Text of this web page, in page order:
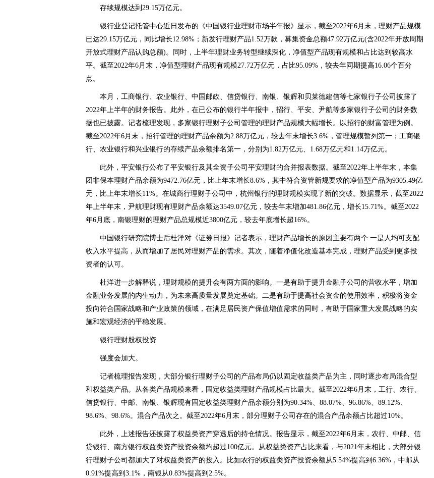
存续规模达到29.15万亿元。
银行业登记托管中心近日发布的《中国银行业理财市场半年报》显示，截至2022年6月末，理财产品规模
已达29.15万亿元，同比增长12.98%；新发行理财产品1.52万款，募集资金总额47.92万亿元(含2022年开放周期
开放式理财产品认购总额)。同时，上半年理财业务转型继续深化，净值型产品现有规模和占比达到较高水
平。截至2022年6月末，净值型理财产品现有规模27.72万亿元，占比95.09%，较去年同期提高16.06个百分
点。
本月，工商银行、农业银行、中国邮政、信贷银行、南银、银辉和贝莱德建信等七家银行子公司披露了
2022年上半年的财务报告。此外，在已公布的银行半年报中，招行、平安、尹航等多家银行子公司的财务数
据也已披露。记者梳理发现，多家银行理财子公司管理的理财产品规模大幅增长。以招行的财富管理为例。
截至2022年6月末，招行管理的理财产品余额为2.88万亿元，较去年末增长3.6%，管理规模暂列第一；工商银
行、农业银行和兴业银行的存续产品余额排名第一，分别为1.82万亿元、1.68万亿元和1.14万亿元。
此外，平安银行公布了平安银行及其全资子公司平安理财的合并报表数据。截至2022年上半年末，本集
团非保本理财产品余额为9472.76亿元，比上年末增长8.6%，其中符合资管新规要求的净值型产品为9305.49亿
元，比上年末增长11%。在城商行理财子公司中，杭州银行的理财规模实现了新的突破。数据显示，截至2022
年上半年末，尹航理财现有理财产品余额达3549.07亿元，较去年末增加481.86亿元，增长15.71%。截至2022
年6月底，南银理财的理财产品总规模近3800亿元，较去年底增长超16%。
中国银行研究院博士后杜洋对《证券日报》记者表示，理财产品增长的原因主要有两个:一是人均可支配
收入水平提高，从而增加了居民对理财产品的需求。其次，随着净值化改造基本完成，理财产品受到更多投
资者的认可。
杜洋进一步解释说，理财规模的提升会有两方面的影响。一是有助于提升金融子公司的营收水平，增加
金融业务发展的内生动力，为未来高质量发展奠定基础。二是有助于提高社会资金的使用效率，积极将资金
投向符合国家战略和产业政策的领域，在满足居民资产保值增值需求的同时，有助于国家重大发展战略的实
施和宏观经济的平稳发展。
银行理财股权投资
强度会加大。
记者梳理报告发现，大部分银行理财子公司的产品布局仍以固定收益类产品为主，同时逐步布局混合型
和权益类产品。从各类产品规模来看，固定收益类理财产品规模占比最大。截至2022年6月末，工行、农行、
信贷银行、中邮、南银、银辉现有固定收益类理财产品余额分别为90.34%、88.07%、96.86%、89.12%、
98.6%、98.6%。混合产品次之。截至2022年6月末，部分理财子公司存在的混合产品余额占比超过10%。
此外，上述报告还披露了权益类资产穿透后的持仓情况。报告显示，截至2022年6月末，农行、中邮、信
贷银行、南方银行权益类资产投资余额均超过100亿元。从权益类资产占比来看，与2021年末相比，大部分银
行理财子公司都加大了对权益类资产的投入。比如农行的权益类资产投资余额从5.54%提高到6.36%，中邮从
0.91%提高到3.1%，南银从0.83%提高到2.5%。